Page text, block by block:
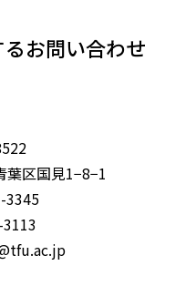
お問い合わせ
葉区国見1−8−1
3345